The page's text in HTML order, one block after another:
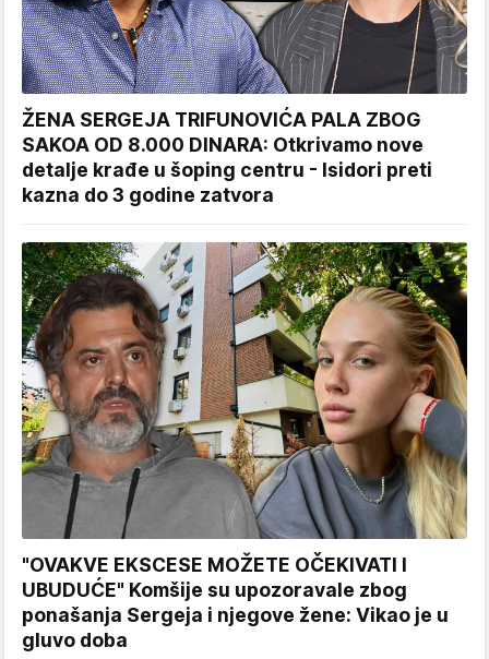
ŽENA SERGEJA TRIFUNOVIĆA PALA ZBOG
SAKOA OD 8.000 DINARA: Otkrivamo nove
detalje krađe u šoping centru - Isidori preti
kazna do 3 godine zatvora
"OVAKVE EKSCESE MOŽETE OČEKIVATI I
UBUDUĆE" Komšije su upozoravale zbog
ponašanja Sergeja i njegove žene: Vikao je u
gluvo doba